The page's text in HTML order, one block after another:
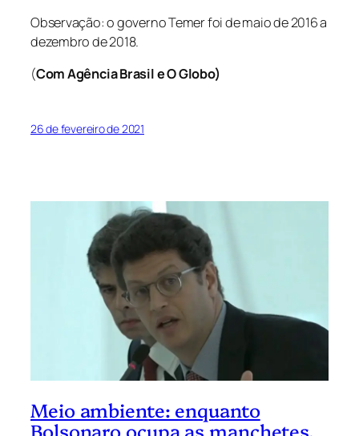
Observação: o governo Temer foi de maio de 2016 a
dezembro de 2018.
(Com Agência Brasil e O Globo)
26 de fevereiro de 2021
Meio ambiente: enquanto
Bolsonaro ocupa as manchetes,